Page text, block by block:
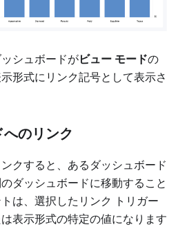
シュボードがビュー モードの
形式にリンク記号として表示さ
のリンク
クすると、あるダッシュボード
ダッシュボードに移動すること
は、選択したリンク トリガー
表示形式の特定の値になります